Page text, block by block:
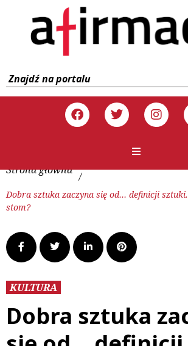
Strona główna /
Dobra sztuka zaczyna się od… definicji
stom?
KULTURA
Dobra sztuka